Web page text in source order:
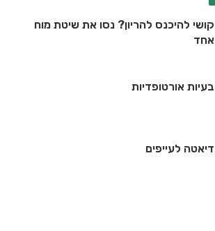
קושי להיכנס להריון? נסו את שיטת מוח
אחד
בעיות אורטופדיות
דיאטה לעייפים